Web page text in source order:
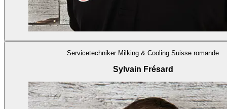
Servicetechniker Milking & Cooling Suisse romande
Sylvain Frésard